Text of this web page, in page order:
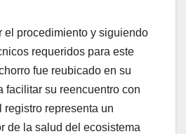
el procedimiento y siguiendo
requeridos para este
fue reubicado en su
facilitar su reencuentro con
registro representa un
de la salud del ecosistema